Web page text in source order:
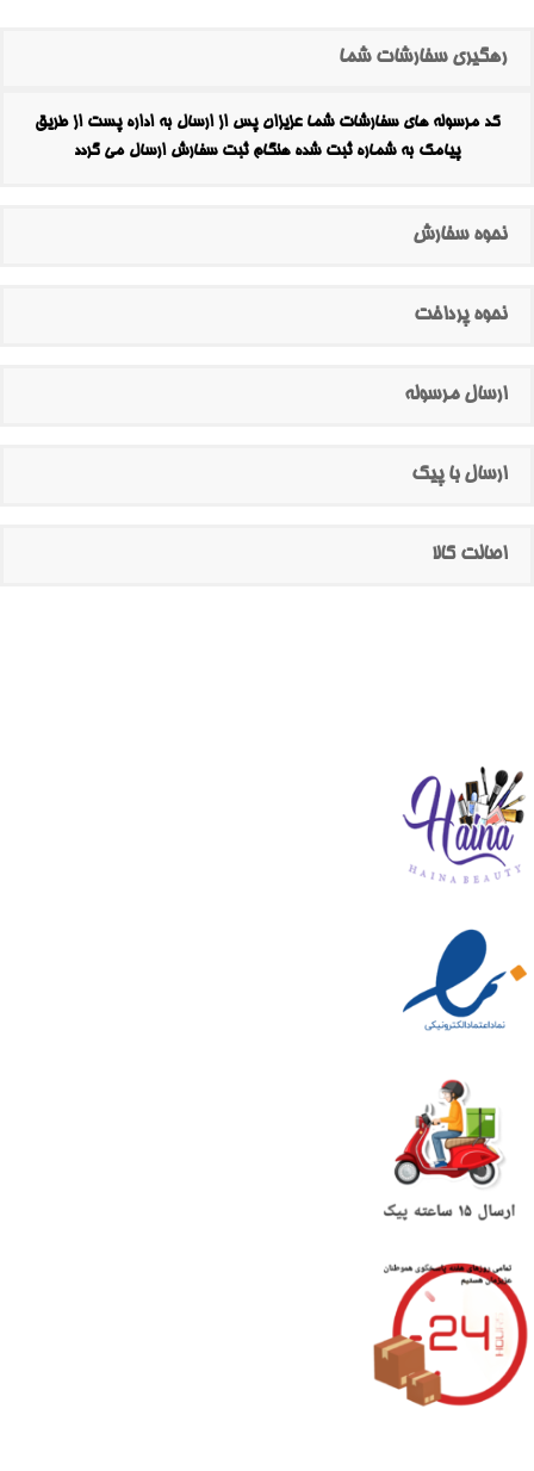
رهگیری سفارشات شما
کد مرسوله های سفارشات شما عزیزان پس از ارسال به اداره پست از طریق
پیامک به شماره ثبت شده هنگام ثبت سفارش ارسال می گردد
نحوه سفارش
نحوه پرداخت
ارسال مرسوله
ارسال با پیک
اصالت کالا